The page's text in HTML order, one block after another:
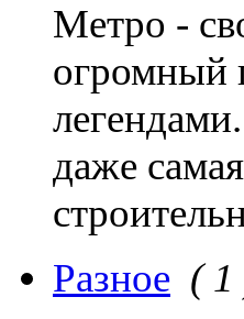
Метро -
огромный
даже
Разное ( 1